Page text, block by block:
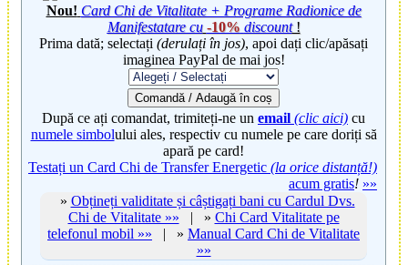
Nou! Card Chi de Vitalitate + Programe Radionice de
Manifestatare cu -10% discount!
Prima dată; selectați (derulați în jos), apoi dați clic/apăsați
imaginea PayPal de mai jos!
Comandă / Adaugă în coș
După ce ați comandat, trimiteți-ne un email (clic aici) cu
numele simbolului ales, respectiv cu numele pe care doriți să
apară pe card!
Testați un Card Chi de Transfer Energetic (la orice distanță!)
acum gratis! »»
» Obțineți validitate și câștigați banicu Cardul Dvs.
Chi de Vitalitate »» | » Chi Card Vitalitate pe
telefonul mobil »» | » Manual Card Chi de Vitalitate
»»